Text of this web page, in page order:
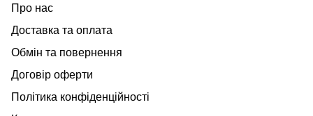
Светри та Поло
Сорочки та Топи
Штани та Шорти
Сукні
Спідниці
Про нас
Доставка та оплата
Обмін та повернення
Договір оферти
Політика конфіденційності